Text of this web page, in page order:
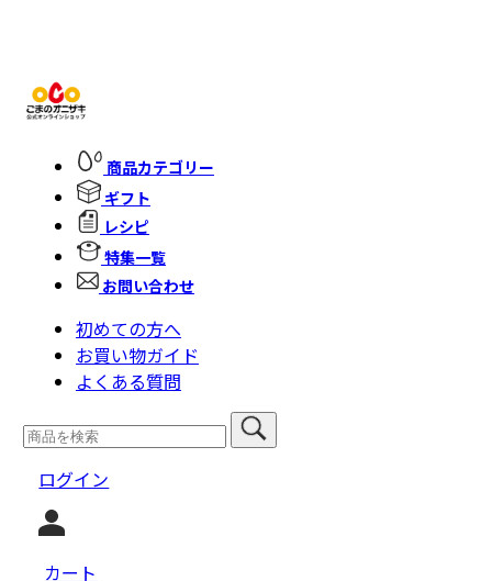
商品カテゴリー
ギフト
レシピ
特集一覧
お問い合わせ
初めての方へ
お買い物ガイド
よくある質問
ログイン
カート